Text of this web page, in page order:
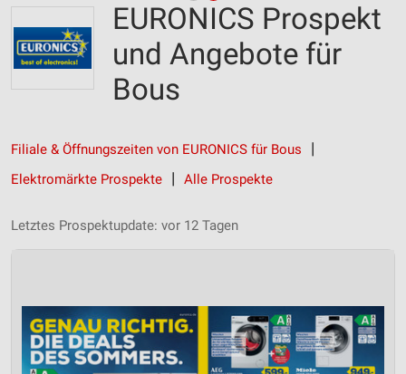
EURONICS Prospekt
und Angebote für
Bous
Filiale & Öffnungszeiten von EURONICS für Bous
Elektromärkte Prospekte
Alle Prospekte
Letztes Prospektupdate: vor 12 Tagen